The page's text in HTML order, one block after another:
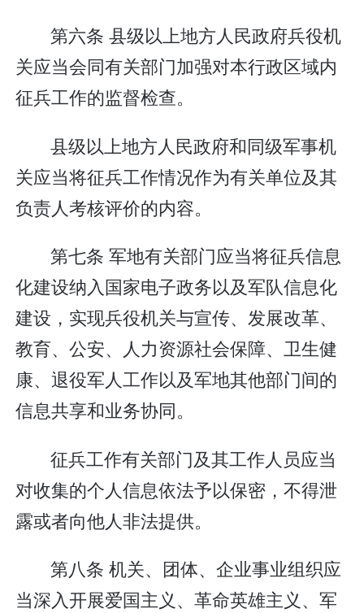
第六条 县级以上地方人民政府兵役机
关应当会同有关部门加强对本行政区域内
征兵工作的监督检查。
县级以上地方人民政府和同级军事机
关应当将征兵工作情况作为有关单位及其
负责人考核评价的内容。
第七条 军地有关部门应当将征兵信息
化建设纳入国家电子政务以及军队信息化
建设，实现兵役机关与宣传、发展改革、
教育、公安、人力资源社会保障、卫生健
康、退役军人工作以及军地其他部门间的
信息共享和业务协同。
征兵工作有关部门及其工作人员应当
对收集的个人信息依法予以保密，不得泄
露或者向他人非法提供。
第八条 机关、团体、企业事业组织应
当深入开展爱国主义、革命英雄主义、军